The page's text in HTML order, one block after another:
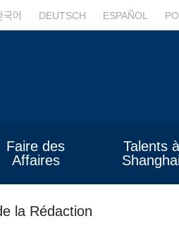
국어 DEUTSCH ESPAÑOL
Faire des
Affaires
Talents à
la Rédaction